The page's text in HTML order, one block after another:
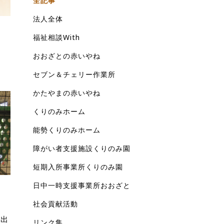
法人全体
福祉相談With
おおざとの赤いやね
セブン＆チェリー作業所
かたやまの赤いやね
くりのみホーム
能勢くりのみホーム
障がい者支援施設くりのみ園
短期入所事業所くりのみ園
日中一時支援事業所おおざと
社会貢献活動